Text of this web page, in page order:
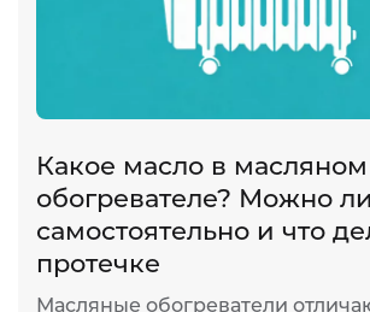
Какое масло в масляном
обогревателе? Можно
самостоятельно и что
протечке
Масляные обогреватели